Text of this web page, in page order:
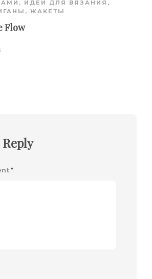
, ИДЕИ ДЛЯ ВЯЗАНИЯ ,
ЖАКЕТЫ
Flow
Reply
*